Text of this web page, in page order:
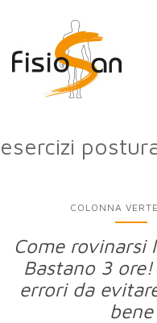
esercizi
COLONNA
Come rovinarsi
Bastano 3
errori da
bene